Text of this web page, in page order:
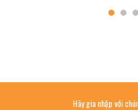
Hãy gia nhập với